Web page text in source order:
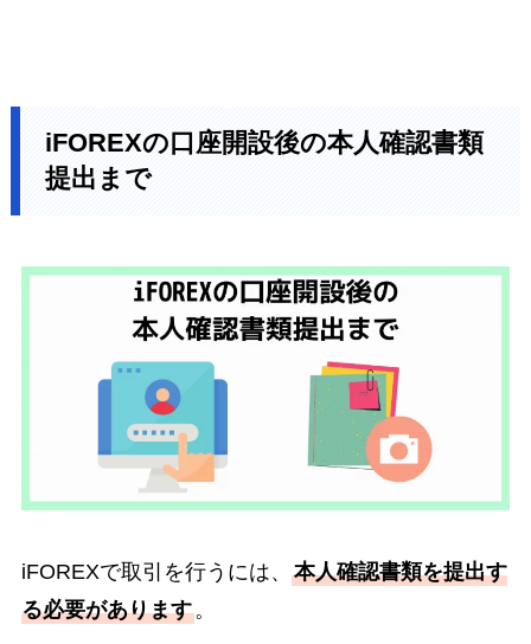
iFOREXの口座開設後の本人確認書類
提出まで
iFOREXで取引を行うには、 本人確認書類を提出す
る必要があります。